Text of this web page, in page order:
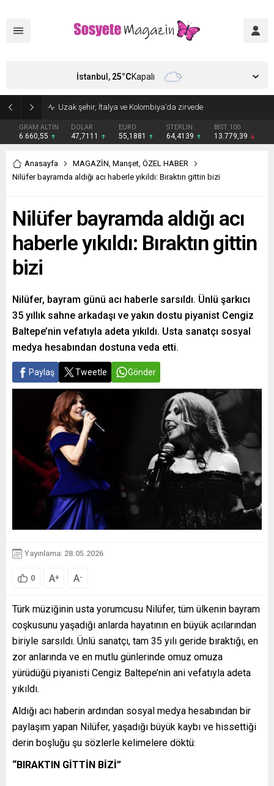
GRAM ALTIN
6.660,55
DOLAR
47,7111
EURO
55,1881
STERLİN
64,4139
BIST 100
13.779,39
İstanbul, 25°CKapalı
Anasayfa MAGAZİN, Manşet, ÖZEL HABER
Nilüfer bayramda aldığı acı haberle yıkıldı: Bıraktın gittin bizi
Nilüfer bayramda aldığı acı
haberle yıkıldı: Bıraktın gittin
bizi
Nilüfer, bayram günü acı haberle sarsıldı. Ünlü şarkıcı
35 yıllık sahne arkadaşı ve yakın dostu piyanist Cengiz
Baltepe’nin vefatıyla adeta yıkıldı. Usta sanatçı sosyal
medya hesabından dostuna veda etti.
Paylaş Tweetle Gönder
Yayınlama: 28.05.2026
0 A+ A-
Türk müziğinin usta yorumcusu Nilüfer, tüm ülkenin bayram
coşkusunu yaşadığı anlarda hayatının en büyük acılarından
biriyle sarsıldı. Ünlü sanatçı, tam 35 yılı geride bıraktığı, en
zor anlarında ve en mutlu günlerinde omuz omuza
yürüdüğü piyanisti Cengiz Baltepe’nin ani vefatıyla adeta
yıkıldı.
Aldığı acı haberin ardından sosyal medya hesabından bir
paylaşım yapan Nilüfer, yaşadığı büyük kaybı ve hissettiği
derin boşluğu şu sözlerle kelimelere döktü:
“BIRAKTIN GİTTİN BİZİ”